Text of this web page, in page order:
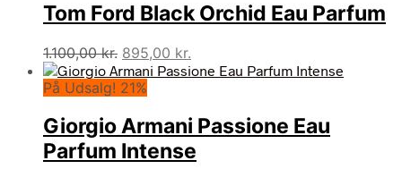
Tom Ford Black Orchid Eau Parfum
1.100,00kr. Den
oprindelige
pris
1.100,00 kr..
895,00 kr.
aktuelle
895,00 kr..
På Udsalg! 21%
Giorgio Armani Passione Eau
Parfum Intense